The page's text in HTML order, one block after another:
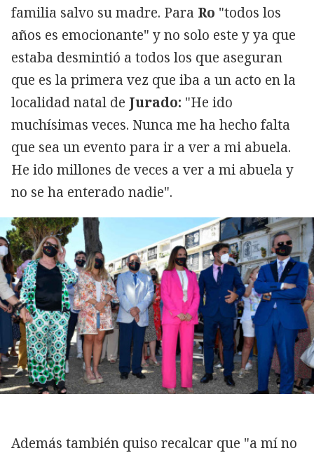
familia salvo su madre. Para Ro "todos los
años es emocionante" y no solo este y ya que
estaba desmintió a todos los que aseguran
que es la primera vez que iba a un acto en la
localidad natal de Jurado: "He ido
muchísimas veces. Nunca me ha hecho falta
que sea un evento para ir a ver a mi abuela.
He ido millones de veces a ver a mi abuela y
no se ha enterado nadie".
Además también quiso recalcar que "a mí no